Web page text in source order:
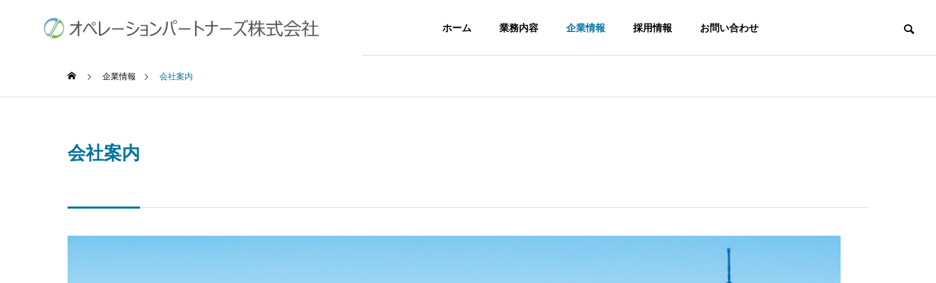
ホーム 業務内容 企業情報 採用情報 お問い合わせ
企業情報 会社案内
会社案内